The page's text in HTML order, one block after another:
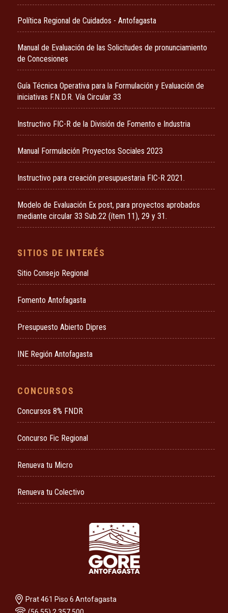
Política Regional de Cuidados - Antofagasta
Manual de Evaluación de las Solicitudes de pronunciamiento
de Concesiones
Guía Técnica Operativa para la Formulación y Evaluación de
iniciativas F.N.D.R. Vía Circular 33
Instructivo FIC-R de la División de Fomento e Industria
Manual Formulación Proyectos Sociales 2023
Instructivo para creación presupuestaria FIC-R 2021.
Modelo de Evaluación Ex post, para proyectos aprobados
mediante circular 33 Sub.22 (ítem 11), 29 y 31.
SITIOS DE INTERÉS
Sitio Consejo Regional
Fomento Antofagasta
Presupuesto Abierto Dipres
INE Región Antofagasta
CONCURSOS
Concursos 8% FNDR
Concurso Fic Regional
Renueva tu Micro
Renueva tu Colectivo
Prat 461 Piso 6 Antofagasta